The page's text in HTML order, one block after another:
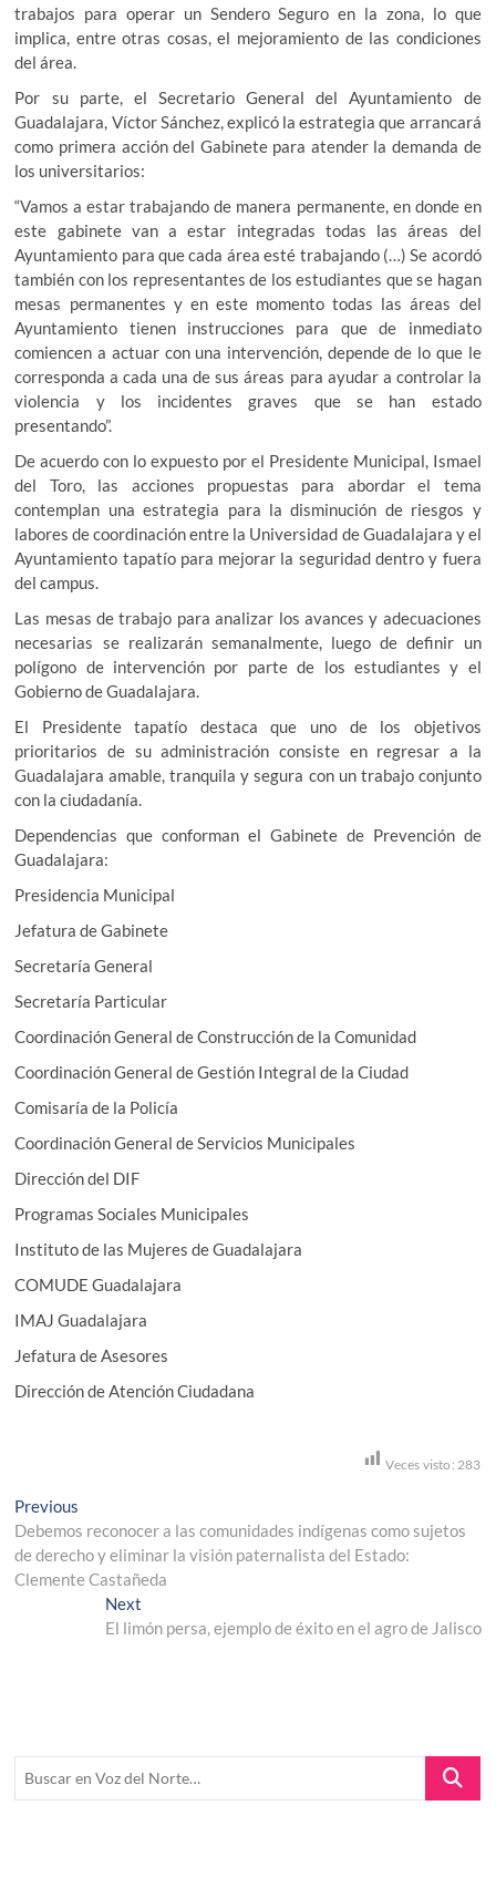
trabajos para operar un Sendero Seguro en la zona, lo que
implica, entre otras cosas, el mejoramiento de las condiciones
del área.
Por su parte, el Secretario General del Ayuntamiento de
Guadalajara, Víctor Sánchez, explicó la estrategia que arrancará
como primera acción del Gabinete para atender la demanda de
los universitarios:
“Vamos a estar trabajando de manera permanente, en donde en
este gabinete van a estar integradas todas las áreas del
Ayuntamiento para que cada área esté trabajando (…) Se acordó
también con los representantes de los estudiantes que se hagan
mesas permanentes y en este momento todas las áreas del
Ayuntamiento tienen instrucciones para que de inmediato
comiencen a actuar con una intervención, depende de lo que le
corresponda a cada una de sus áreas para ayudar a controlar la
violencia y los incidentes graves que se han estado
presentando”.
De acuerdo con lo expuesto por el Presidente Municipal, Ismael
del Toro, las acciones propuestas para abordar el tema
contemplan una estrategia para la disminución de riesgos y
labores de coordinación entre la Universidad de Guadalajara y el
Ayuntamiento tapatío para mejorar la seguridad dentro y fuera
del campus.
Las mesas de trabajo para analizar los avances y adecuaciones
necesarias se realizarán semanalmente, luego de definir un
polígono de intervención por parte de los estudiantes y el
Gobierno de Guadalajara.
El Presidente tapatío destaca que uno de los objetivos
prioritarios de su administración consiste en regresar a la
Guadalajara amable, tranquila y segura con un trabajo conjunto
con la ciudadanía.
Dependencias que conforman el Gabinete de Prevención de
Guadalajara:
Presidencia Municipal
Jefatura de Gabinete
Secretaría General
Secretaría Particular
Coordinación General de Construcción de la Comunidad
Coordinación General de Gestión Integral de la Ciudad
Comisaría de la Policía
Coordinación General de Servicios Municipales
Dirección del DIF
Programas Sociales Municipales
Instituto de las Mujeres de Guadalajara
COMUDE Guadalajara
IMAJ Guadalajara
Jefatura de Asesores
Dirección de Atención Ciudadana
Veces visto: 283
Navegación
de
entradas
Previous
post:
Debemos reconocer a las comunidades indígenas como sujetos
de derecho y eliminar la visión paternalista del Estado:
Clemente Castañeda
NextNext
post:
El limón persa, ejemplo de éxito en el agro de Jalisco
Buscar